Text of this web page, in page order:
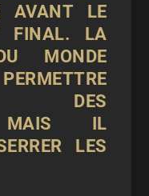
AVANT LE
FINAL. LA
MONDE
DES
MAIS IL
LES